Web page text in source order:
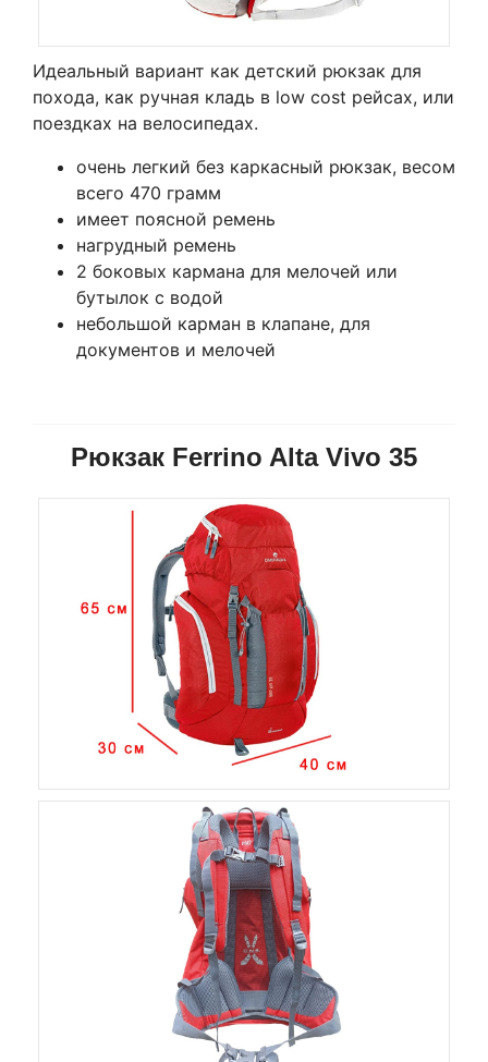
Идеальный вариант как детский рюкзак для
похода, как ручная кладь в low cost рейсах, или
поездках на велосипедах.
очень легкий без каркасный рюкзак, весом
всего 470 грамм
имеет поясной ремень
нагрудный ремень
2 боковых кармана для мелочей или
бутылок с водой
небольшой карман в клапане, для
документов и мелочей
Рюкзак Ferrino Alta Vivo 35